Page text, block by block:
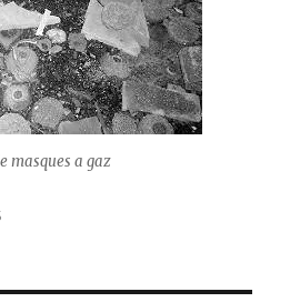
masques a gaz